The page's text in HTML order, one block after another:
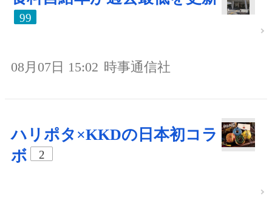
99
08月07日 15:02 時事通信社
ハリポタ×KKDの日本初コラ
ボ
2